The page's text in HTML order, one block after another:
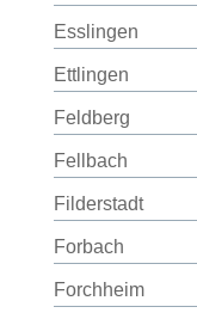
Esslingen
Ettlingen
Feldberg
Fellbach
Filderstadt
Forbach
Forchheim